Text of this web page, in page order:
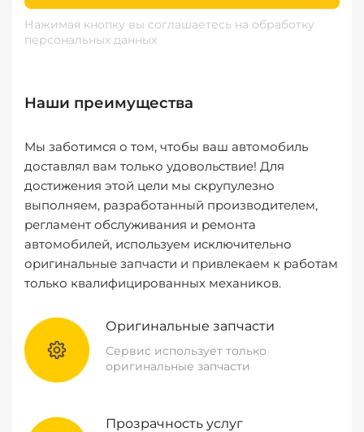
Нажимая кнопку вы соглашаетесь на обработку
персональных данных
Наши преимущества
Мы заботимся о том, чтобы ваш автомобиль
доставлял вам только удовольствие! Для
достижения этой цели мы скрупулезно
выполняем, разработанный производителем,
регламент обслуживания и ремонта
автомобилей, используем исключительно
оригинальные запчасти и привлекаем к работам
только квалифицированных механиков.
Оригинальные запчасти
Сервис использует только
оригинальные запчасти
Прозрачность услуг